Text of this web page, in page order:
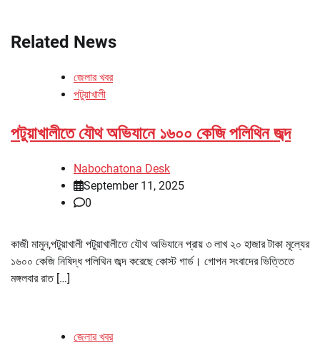
Related News
জেলার খবর
পটুয়াখালী
পটুয়াখালীতে যৌথ অভিযানে ১৬০০ কেজি পলিথিন জব্দ
Nabochatona Desk
September 11, 2025
0
কাজী মামুন,পটুয়াখালী পটুয়াখালীতে যৌথ অভিযানে প্রায় ৩ লাখ ২০ হাজার টাকা মূল্যের
১৬০০ কেজি নিষিদ্ধ পলিথিন জব্দ করেছে কোস্ট গার্ড। গোপন সংবাদের ভিত্তিতে
মঙ্গলবার রাত […]
জেলার খবর